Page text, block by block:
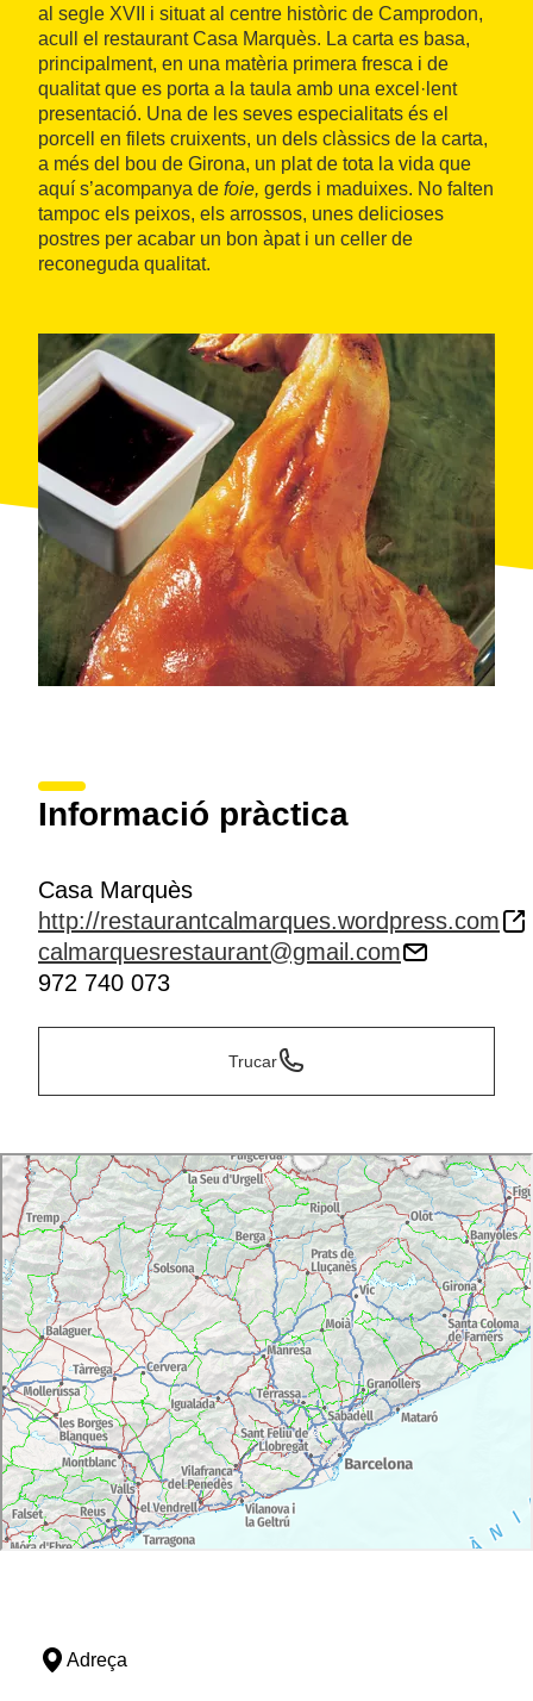
al segle XVII i situat al centre històric de Camprodon,
acull el restaurant Casa Marquès. La carta es basa,
principalment, en una matèria primera fresca i de
qualitat que es porta a la taula amb una excel·lent
presentació. Una de les seves especialitats és el
porcell en filets cruixents, un dels clàssics de la carta,
a més del bou de Girona, un plat de tota la vida que
aquí s’acompanya de foie, gerds i maduixes. No falten
tampoc els peixos, els arrossos, unes delicioses
postres per acabar un bon àpat i un celler de
reconeguda qualitat.
Informació pràctica
Casa Marquès
http://restaurantcalmarques.wordpress.com
calmarquesrestaurant@gmail.com
972 740 073
Trucar
Adreça